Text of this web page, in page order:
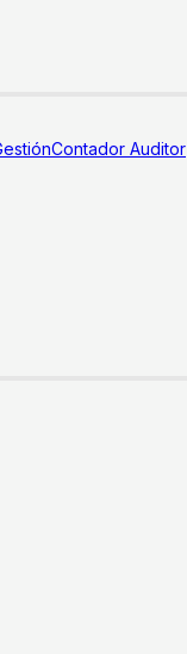
Contador Auditor